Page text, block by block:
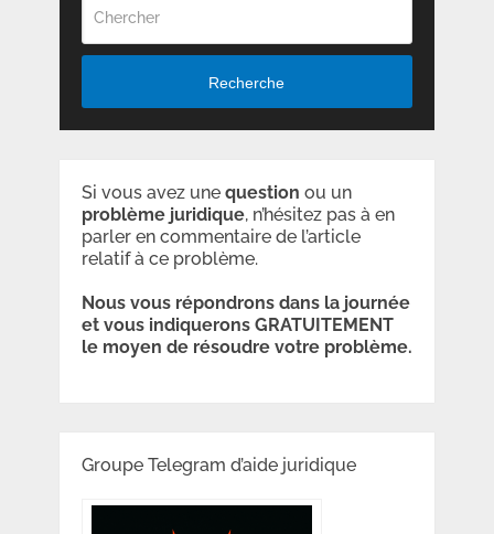
Recherche
Si vous avez une question ou un
problème juridique, n’hésitez pas à en
parler en commentaire de l’article
relatif à ce problème.
Nous vous répondrons dans la journée
et vous indiquerons GRATUITEMENT
le moyen de résoudre votre problème.
Groupe Telegram d’aide juridique